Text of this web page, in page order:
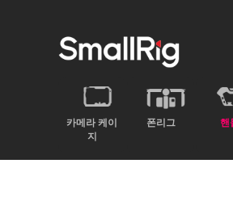
카메라 케이
지
폰리그 핸